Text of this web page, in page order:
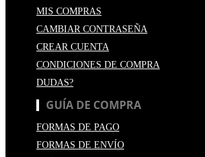
MIS COMPRAS
CAMBIAR CONTRASEÑA
CREAR CUENTA
CONDICIONES DE COMPRA
DUDAS?
GUÍA DE COMPRA
FORMAS DE PAGO
FORMAS DE ENVÍO